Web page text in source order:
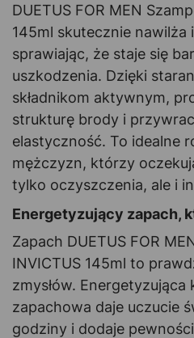
DUETUS FOR MEN
145ml skutecznie nawilża
sprawiając, że staje się
uszkodzenia. Dzięki
składnikom aktywnym,
strukturę brody i
elastyczność. To idealne
mężczyzn, którzy
tylko oczyszczenia, ale i
Energetyzujący zapach,
Zapach DUETUS FOR
INVICTUS 145ml to
zmysłów. Energetyzująca
zapachowa daje uczucie
godziny i dodaje